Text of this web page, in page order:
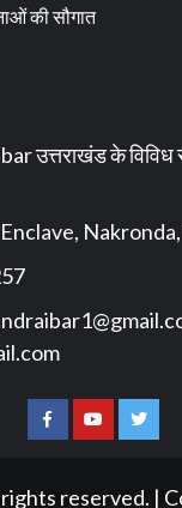
की सौगात
उत्तराखंड के विविध
Facebook
You
reserved. |